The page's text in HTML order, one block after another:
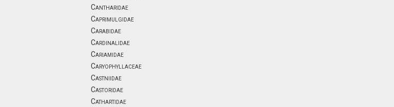
Cantharidae
Caprimulgidae
Carabidae
Cardinalidae
Cariamidae
Caryophyllaceae
Castniidae
Castoridae
Cathartidae